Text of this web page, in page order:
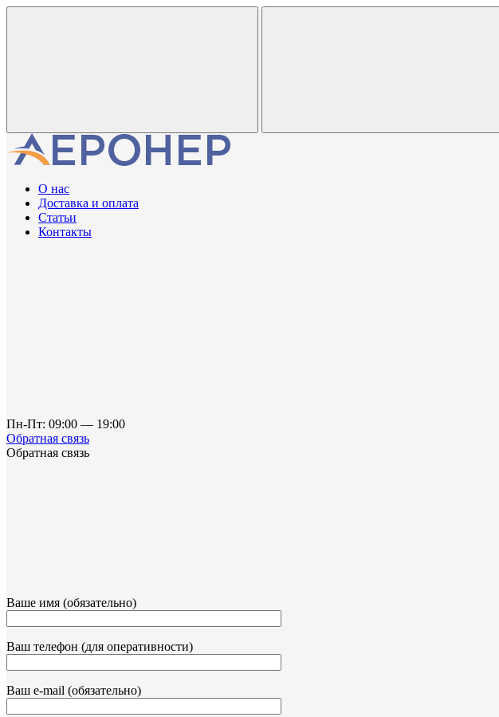
О нас
Доставка и оплата
Статьи
Контакты
Пн-Пт: 09:00 — 19:00
Обратная связь
Обратная связь
Ваше имя (обязательно)
Ваш телефон (для оперативности)
Ваш e-mail (обязательно)